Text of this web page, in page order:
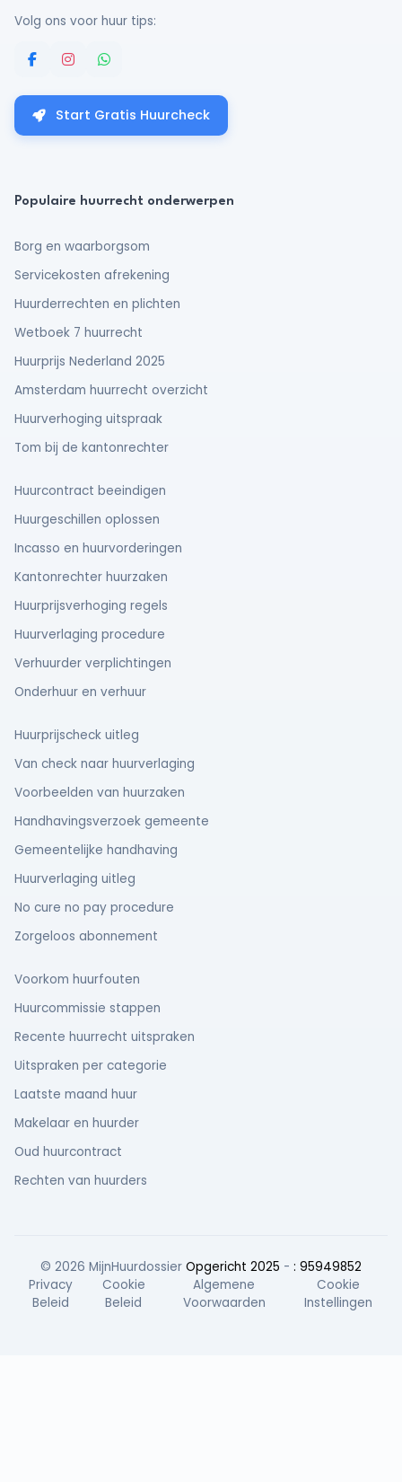
Volg ons voor huur tips:
Start Gratis Huurcheck
Populaire huurrecht onderwerpen
Borg en waarborgsom
Servicekosten afrekening
Huurderrechten en plichten
Wetboek 7 huurrecht
Huurprijs Nederland 2025
Amsterdam huurrecht overzicht
Huurverhoging uitspraak
Tom bij de kantonrechter
Huurcontract beeindigen
Huurgeschillen oplossen
Incasso en huurvorderingen
Kantonrechter huurzaken
Huurprijsverhoging regels
Huurverlaging procedure
Verhuurder verplichtingen
Onderhuur en verhuur
Huurprijscheck uitleg
Van check naar huurverlaging
Voorbeelden van huurzaken
Handhavingsverzoek gemeente
Gemeentelijke handhaving
Huurverlaging uitleg
No cure no pay procedure
Zorgeloos abonnement
Voorkom huurfouten
Huurcommissie stappen
Recente huurrecht uitspraken
Uitspraken per categorie
Laatste maand huur
Makelaar en huurder
Oud huurcontract
Rechten van huurders
© 2026 MijnHuurdossier Opgericht 2025 - : 95949852
Privacy
Beleid
Cookie
Beleid
Algemene
Voorwaarden
Cookie
Instellingen